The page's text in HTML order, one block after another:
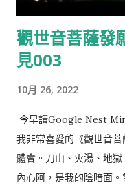
觀世音菩薩
見003
10月 26, 2022
今早請Google Nest
我非常喜愛的《觀世音
體會。刀山、火湯、地
內心阿，是我的陰暗面